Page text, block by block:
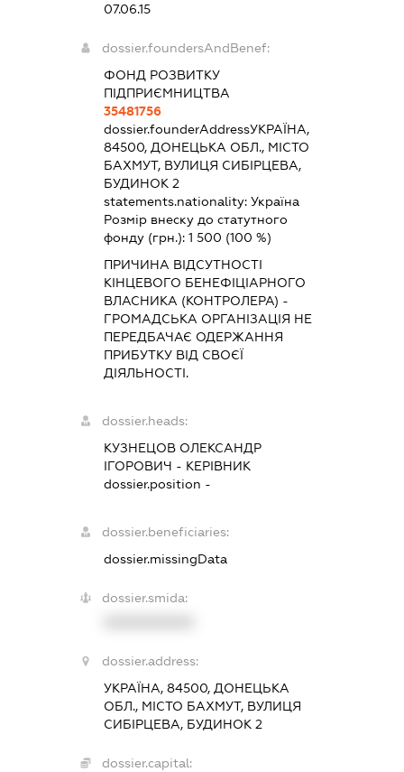
07.06.15
dossier.foundersAndBenef:
ФОНД РОЗВИТКУ
ПІДПРИЄМНИЦТВА
35481756
dossier.founderAddressУКРАЇНА,
84500, ДОНЕЦЬКА ОБЛ., МІСТО
БАХМУТ, ВУЛИЦЯ СИБІРЦЕВА,
БУДИНОК 2
statements.nationality: Україна
Розмір внеску до статутного
фонду (грн.): 1 500 (100 %)
ПРИЧИНА ВІДСУТНОСТІ
КІНЦЕВОГО БЕНЕФІЦІАРНОГО
ВЛАСНИКА (КОНТРОЛЕРА) -
ГРОМАДСЬКА ОРГАНІЗАЦІЯ НЕ
ПЕРЕДБАЧАЄ ОДЕРЖАННЯ
ПРИБУТКУ ВІД СВОЄЇ
ДІЯЛЬНОСТІ.
dossier.heads:
КУЗНЕЦОВ ОЛЕКСАНДР
ІГОРОВИЧ - КЕРІВНИК
dossier.position -
dossier.beneficiaries:
dossier.missingData
dossier.smida:
dossier.address:
УКРАЇНА, 84500, ДОНЕЦЬКА
ОБЛ., МІСТО БАХМУТ, ВУЛИЦЯ
СИБІРЦЕВА, БУДИНОК 2
dossier.capital: